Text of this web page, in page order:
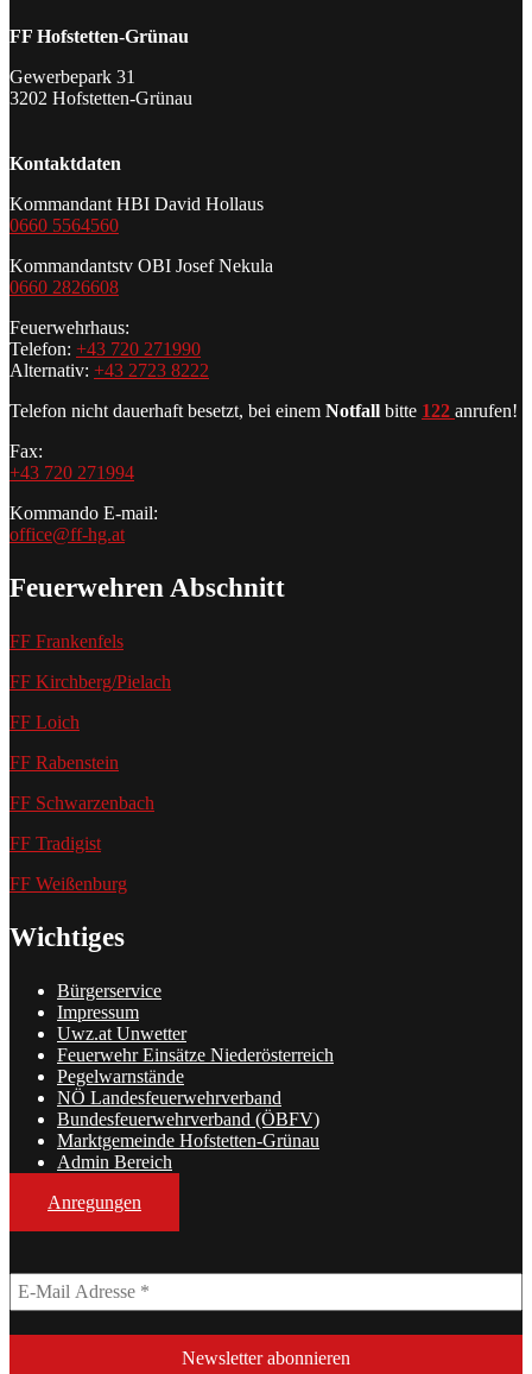
FF Hofstetten-Grünau
Gewerbepark 31
3202 Hofstetten-Grünau
Kontaktdaten
Kommandant HBI David Hollaus
0660 5564560
Kommandantstv OBI Josef Nekula
0660 2826608
Feuerwehrhaus:
Telefon: +43 720 271990
Alternativ: +43 2723 8222
Telefon nicht dauerhaft besetzt, bei einem Notfall bitte 122 anrufen!
Fax:
+43 720 271994
Kommando E-mail:
office@ff-hg.at
Feuerwehren Abschnitt
FF Frankenfels
FF Kirchberg/Pielach
FF Loich
FF Rabenstein
FF Schwarzenbach
FF Tradigist
FF Weißenburg
Wichtiges
Bürgerservice
Impressum
Uwz.at Unwetter
Feuerwehr Einsätze Niederösterreich
Pegelwarnstände
NÖ Landesfeuerwehrverband
Bundesfeuerwehrverband (ÖBFV)
Marktgemeinde Hofstetten-Grünau
Admin Bereich
Anregungen